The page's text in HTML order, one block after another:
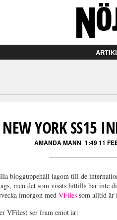
YORK SS15
AMANDA MANN 1:49 11
blogguppehåll lagom till de
men det som visats hittills har inte
imorgon medVFiles som alltid är
VFiles) ser fram emot är: